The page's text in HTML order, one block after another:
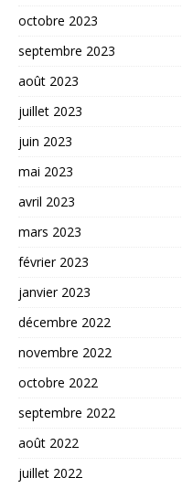
octobre 2023
septembre 2023
août 2023
juillet 2023
juin 2023
mai 2023
avril 2023
mars 2023
février 2023
janvier 2023
décembre 2022
novembre 2022
octobre 2022
septembre 2022
août 2022
juillet 2022